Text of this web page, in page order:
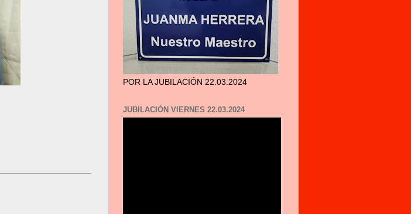
POR LA JUBILACIÓN 22.03.2024
JUBILACIÓN VIERNES 22.03.2024